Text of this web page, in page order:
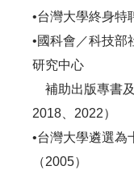
•台灣大學終身特
•國科會／科技部
研究中心
補助出版專書及
2018、2022）
•台灣大學遴選為
（2005）